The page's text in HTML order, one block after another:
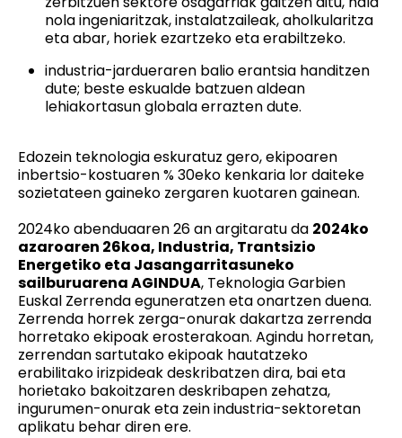
nola ingeniaritzak, instalatzaileak, aholkularitza
eta abar, horiek ezartzeko eta erabiltzeko.
industria-jardueraren balio erantsia handitzen
dute; beste eskualde batzuen aldean
lehiakortasun globala errazten dute.
Edozein teknologia eskuratuz gero, ekipoaren
inbertsio-kostuaren % 30eko kenkaria lor daiteke
sozietateen gaineko zergaren kuotaren gainean.
2024ko abenduaaren 26 an argitaratu da 2024ko
azaroaren 26koa, Industria, Trantsizio
Energetiko eta Jasangarritasuneko
sailburuarena AGINDUA, Teknologia Garbien
Euskal Zerrenda eguneratzen eta onartzen duena.
Zerrenda horrek zerga-onurak dakartza zerrenda
horretako ekipoak erosterakoan. Agindu horretan,
zerrendan sartutako ekipoak hautatzeko
erabilitako irizpideak deskribatzen dira, bai eta
horietako bakoitzaren deskribapen zehatza,
ingurumen-onurak eta zein industria-sektoretan
aplikatu behar diren ere.